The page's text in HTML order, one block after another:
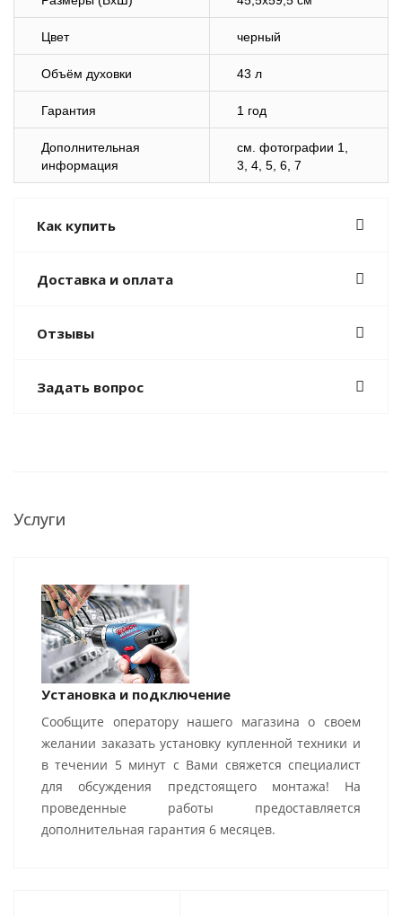
Цвет черный
Объём духовки 43 л
Гарантия 1 год
Дополнительная
информация
cм. фотографии 1,
3, 4, 5, 6, 7
Как купить
Доставка и оплата
Отзывы
Задать вопрос
Услуги
Установка и подключение
Сообщите оператору нашего магазина о своем
желании заказать установку купленной техники и
в течении 5 минут с Вами свяжется специалист
для обсуждения предстоящего монтажа! На
проведенные работы предоставляется
дополнительная гарантия 6 месяцев.